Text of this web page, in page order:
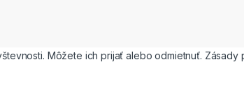
Môžete ich prijať alebo odmietnuť. Zásady